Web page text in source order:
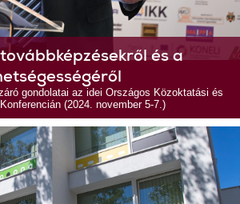
és a
gondolatai az idei Országos Közoktatási és
(2024. november 5-7.)